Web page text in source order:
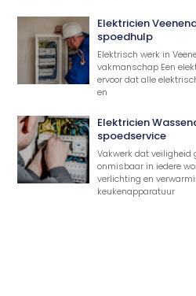
Elektricien
spoedhulp
Elektrisch werk in
vakmanschap Een
ervoor dat alle
en
Elektricien
spoedservice
Vakwerk dat veiligheid
onmisbaar in iedere
verlichting en
keukenapparatuur